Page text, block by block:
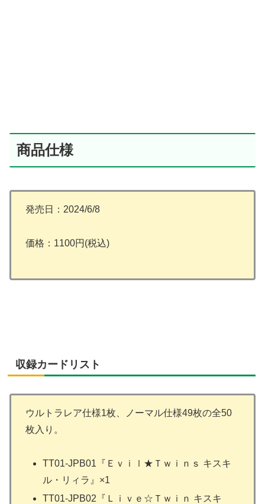
商品仕様
発売日：2024/6/8
価格：1100円(税込)
収録カードリスト
ウルトラレア仕様1枚、ノーマル仕様49枚の全50
枚入り。
TT01-JPB01『Ｅｖｉｌ★Ｔｗｉｎｓ キスキ
ル・リィラ』×1
TT01-JPB02『Ｌｉｖｅ☆Ｔｗｉｎ キスキ